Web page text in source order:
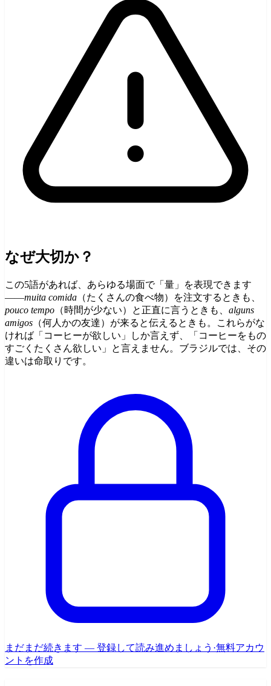
なぜ大切か？
この5語があれば、あらゆる場面で「量」を表現できます
――muita comida （たくさんの食べ物）を注文するときも、
pouco tempo （時間が少ない）と正直に言うときも、 alguns
amigos （何人かの友達）が来ると伝えるときも。これらがな
ければ「コーヒーが欲しい」しか言えず、「コーヒーをもの
すごくたくさん欲しい」と言えません。ブラジルでは、その
違いは命取りです。
まだまだ続きます — 登録して読み進めましょう ·無料アカウ
ントを作成